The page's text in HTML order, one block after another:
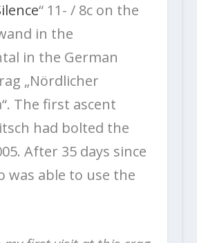
“ 11- / 8c on the
in the
in the German
„Nördlicher
The first ascent
had bolted the
After 35 days since
was able to use the